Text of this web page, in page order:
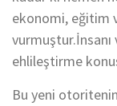
ekonomi, eğitim
ehlileştirme
Bu yeni otoritenin